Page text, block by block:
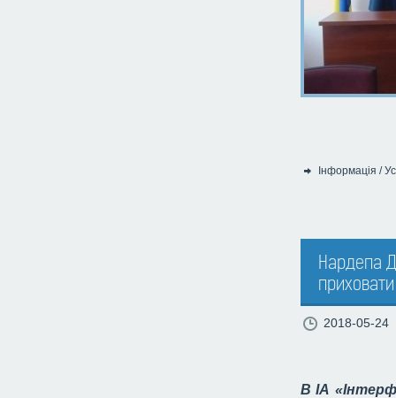
Категорія:
Інформація /
Нардепа
2018-05-24
В ІА